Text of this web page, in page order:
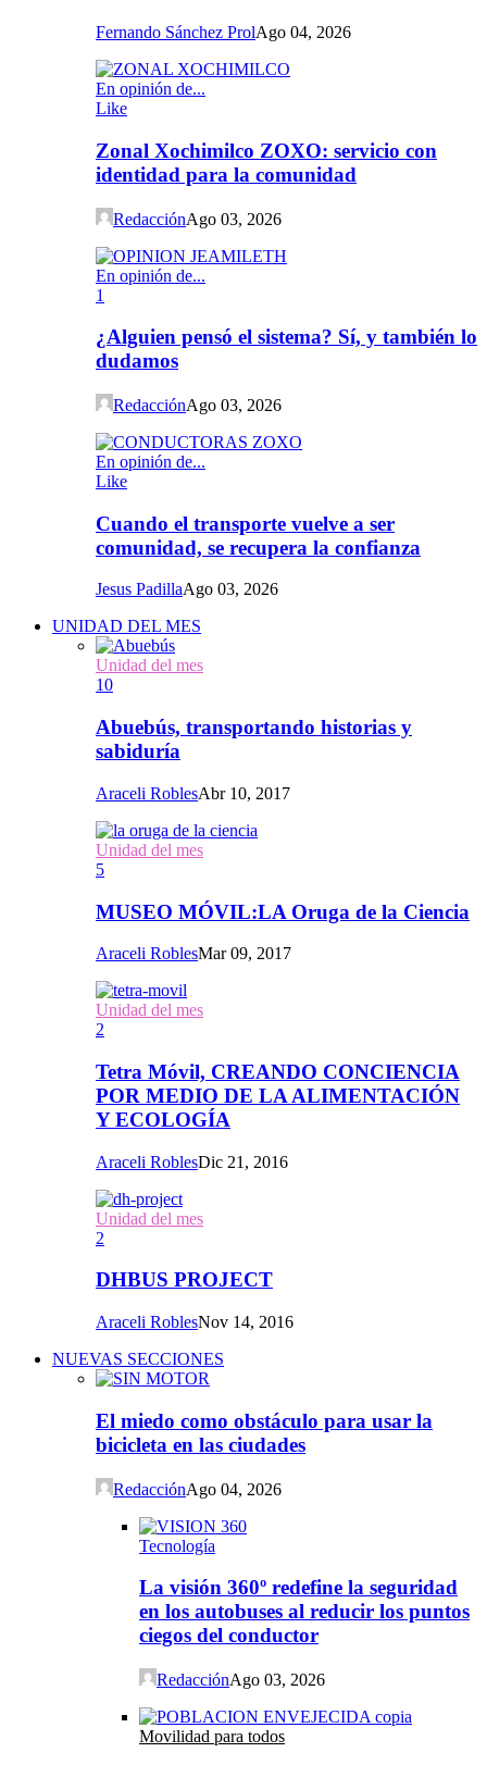
Fernando Sánchez ProlAgo 04, 2026
En opinión de...
Like
Zonal Xochimilco ZOXO: servicio con
identidad para la comunidad
RedacciónAgo 03, 2026
En opinión de...
1
¿Alguien pensó el sistema? Sí, y también lo
dudamos
RedacciónAgo 03, 2026
En opinión de...
Like
Cuando el transporte vuelve a ser
comunidad, se recupera la confianza
Jesus PadillaAgo 03, 2026
UNIDAD DEL MES
Unidad del mes
10
Abuebús, transportando historias y
sabiduría
Araceli RoblesAbr 10, 2017
Unidad del mes
5
MUSEO MÓVIL:LA Oruga de la Ciencia
Araceli RoblesMar 09, 2017
Unidad del mes
2
Tetra Móvil, CREANDO CONCIENCIA
POR MEDIO DE LA ALIMENTACIÓN
Y ECOLOGÍA
Araceli RoblesDic 21, 2016
Unidad del mes
2
DHBUS PROJECT
Araceli RoblesNov 14, 2016
NUEVAS SECCIONES
El miedo como obstáculo para usar la
bicicleta en las ciudades
RedacciónAgo 04, 2026
Tecnología
La visión 360º redefine la seguridad
en los autobuses al reducir los puntos
ciegos del conductor
RedacciónAgo 03, 2026
Movilidad para todos